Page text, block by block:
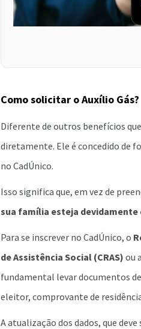
Como solicitar o Auxílio Gás?
Diferente de outros benefícios
diretamente. Ele é concedido de
no CadÚnico.
Isso significa que, em vez de
sua família esteja
Para se inscrever no CadÚnico, o
de Assistência Social (CRAS) ou
fundamental levar documentos
eleitor, comprovante de
A atualização dos dados, que